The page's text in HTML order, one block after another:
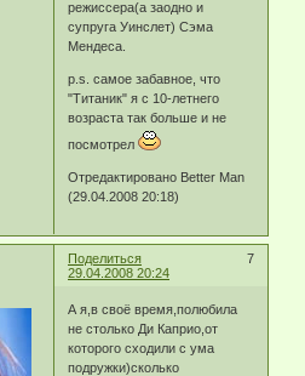
режиссера(а заодно и
супруга Уинслет) Сэма
Мендеса.
p.s. самое забавное, что
"Титаник" я с 10-летнего
возраста так больше и не
посмотрел
Отредактировано Better Man
(29.04.2008 20:18)
Поделиться
7
29.04.2008 20:24
А я,в своё время,полюбила
не столько Ди Каприо,от
которого сходили с ума
подружки)сколько